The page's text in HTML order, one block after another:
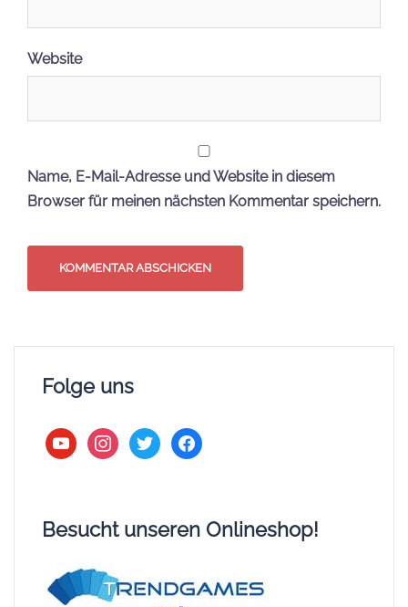
Website
Name, E-Mail-Adresse und Website in diesem
Browser für meinen nächsten Kommentar speichern.
Folge uns
youtubeinstagram
twitter facebook
Besucht unseren Onlineshop!